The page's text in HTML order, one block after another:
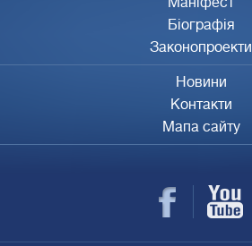
Біографія
Законопроекти
Новини
Контакти
Мапа сайту